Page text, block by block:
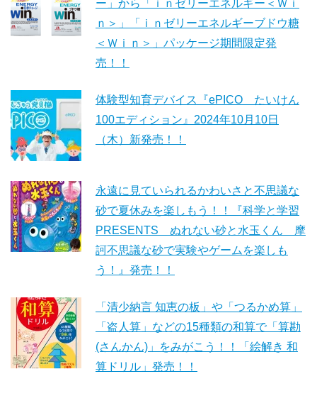
ー」から「ｉｎゼリーエネルギー＜Ｗｉ
ｎ＞」「ｉｎゼリーエネルギーブドウ糖
＜Ｗｉｎ＞」パッケージ期間限定発
売！！
体験型知育デバイス『ePICO たいけん
100エディション』2024年10月10日
（木）新発売！！
永遠に見ていられるかわいさと不思議な
砂で夏休みを楽しもう！！『科学と学習
PRESENTS ぬれない砂と水玉くん 摩
訶不思議な砂で実験やゲームを楽しも
う！』発売！！
「清少納言 知恵の板」や「つるかめ算」
「盗人算」などの15種類の和算で「算勘
(さんかん)」をみがこう！！「絵解き 和
算ドリル」発売！！